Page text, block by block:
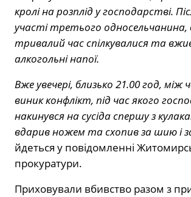
кролі на розплід у господарстві.
участі третього односельчанина,
тривалий час спілкувалися та
алкогольні напої.
Вже увечері, близько 21.00 год, між
виник конфлікт, під час якого
накинувся на сусіда спершу з
вдарив ножем та схопив за шию і
йдеться у повідомленні
прокуратури.
Приховували вбивство разом з